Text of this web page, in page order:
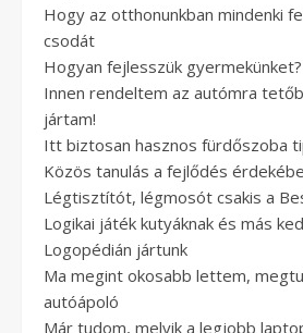
Hogy az otthonunkban mindenki
csodát
Hogyan fejlesszük gyermekünket?
Innen rendeltem az autómra
jártam!
Itt biztosan hasznos fürdőszoba
Közös tanulás a fejlődés
Légtisztítót, légmosót csakis a
Logikai játék kutyáknak és más
Logopédián jártunk
Ma megint okosabb lettem,
autóápoló
Már tudom, melyik a legjobb